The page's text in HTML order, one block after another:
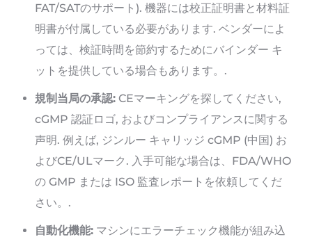
FAT/SATのサポート). 機器には校正証明書と材料証
明書が付属している必要があります. ベンダーによ
っては、検証時間を節約するためにバインダー キ
ットを提供している場合もあります。.
規制当局の承認: CEマーキングを探してください,
cGMP 認証ロゴ, およびコンプライアンスに関する
声明. 例えば, ジンルー キャリッジ cGMP (中国) お
よびCE/ULマーク. 入手可能な場合は、FDA/WHO
の GMP または ISO 監査レポートを依頼してくだ
さい。.
自動化機能: マシンにエラーチェック機能が組み込